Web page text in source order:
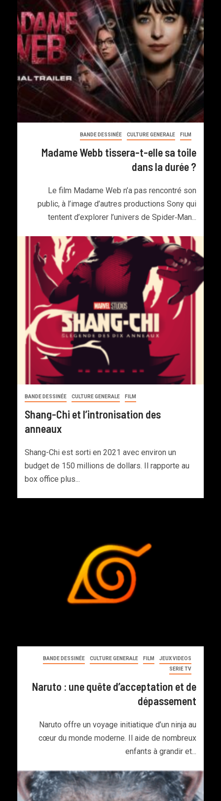
BANDE DESSINÉE CULTURE GENERALE FILM
Madame Webb tissera-t-elle sa toile
dans la durée ?
Le film Madame Web n’a pas rencontré son
public, à l’image d’autres productions Sony qui
tentent d’explorer l’univers de Spider‑Man...
BANDE DESSINÉE CULTURE GENERALE FILM
Shang-Chi et l’intronisation des
anneaux
Shang-Chi est sorti en 2021 avec environ un
budget de 150 millions de dollars. Il rapporte au
box office plus...
BANDE DESSINÉE CULTURE GENERALE FILM
JEUX VIDEOS
SERIE TV
Naruto : une quête d’acceptation et de
dépassement
Naruto offre un voyage initiatique d’un ninja au
cœur du monde moderne. Il aide de nombreux
enfants à grandir et...